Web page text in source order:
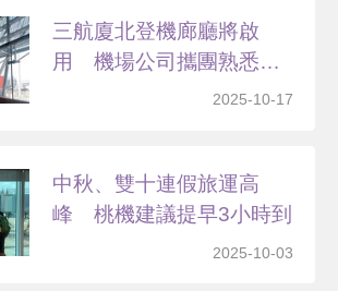
三航廈北登機廊廳將啟
用 機場公司攜團熟悉動
2025-10-17
中秋、雙十連假旅運高
峰 桃機建議提早3小時到
2025-10-03